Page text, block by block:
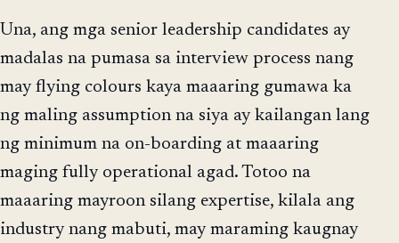
Una, ang mga senior leadership candidates ay
madalas na pumasa sa interview process nang
may flying colours kaya maaaring gumawa ka
ng maling assumption na siya ay kailangan lang
ng minimum na on-boarding at maaaring
maging fully operational agad. Totoo na
maaaring mayroon silang expertise, kilala ang
industry nang mabuti, may maraming kaugnay